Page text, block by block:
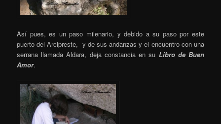
Así pues, es un paso milenario, y debido a su paso por este
puerto del Arcipreste, y de sus andanzas y el encuentro con una
serrana llamada Aldara, deja constancia en su Libro de Buen
Amor.